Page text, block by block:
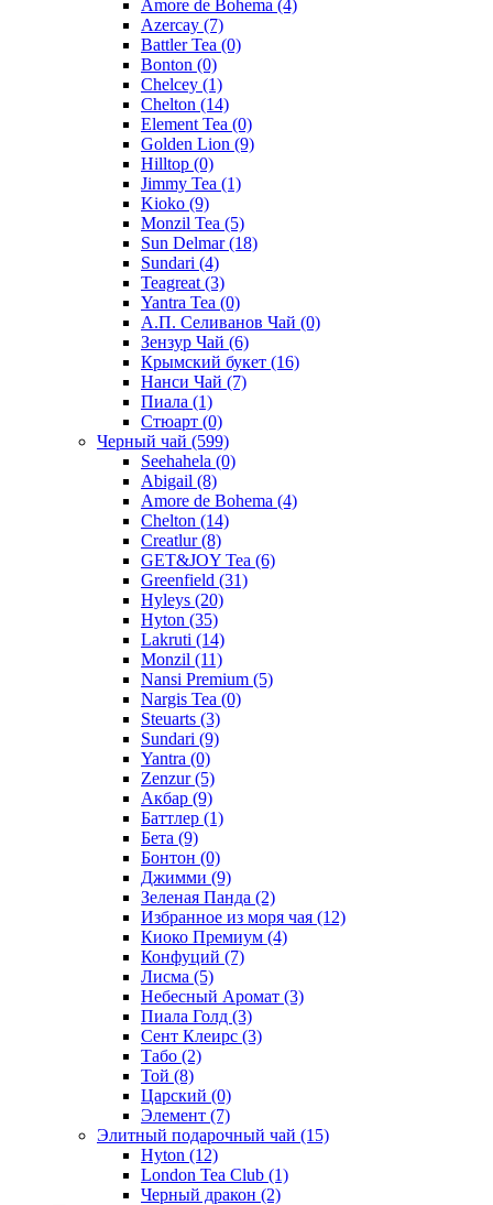
Amore de Bohema (4)
Azercay (7)
Battler Tea (0)
Bonton (0)
Chelcey (1)
Chelton (14)
Element Tea (0)
Golden Lion (9)
Hilltop (0)
Jimmy Tea (1)
Kioko (9)
Monzil Tea (5)
Sun Delmar(18)
Sundari (4)
Teagreat (3)
Yantra Tea (0)
А.П. Селиванов Чай (0)
Зензур Чай (6)
Крымский букет (16)
Нанси Чай (7)
Пиала (1)
Стюарт (0)
Черный чай (599)
Seehahela (0)
Abigail (8)
Amore de Bohema (4)
Chelton (14)
Creatlur(8)
GET&JOY Tea (6)
Greenfield (31)
Hyleys (20)
Hyton (35)
Lakruti (14)
Monzil (11)
Nansi Premium (5)
Nargis Tea (0)
Steuarts (3)
Sundari (9)
Yantra (0)
Zenzur(5)
Акбар (9)
Баттлер (1)
Бета (9)
Бонтон (0)
Джимми (9)
Зеленая Панда (2)
Избранное из моря чая (12)
Киоко Премиум (4)
Конфуций (7)
Лисма (5)
Небесный Аромат (3)
Пиала Голд (3)
Сент Клеирс (3)
Табо (2)
Той (8)
Царский (0)
Элемент (7)
Элитный подарочный чай (15)
Hyton (12)
London Tea Club (1)
Черный дракон (2)